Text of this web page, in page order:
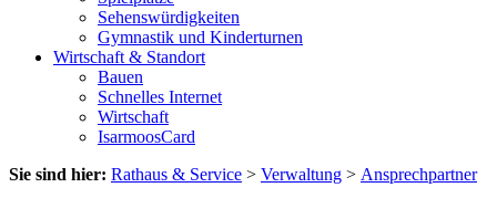
Sehenswürdigkeiten
Gymnastik und Kinderturnen
Wirtschaft & Standort
Bauen
Schnelles Internet
Wirtschaft
IsarmoosCard
Sie sind hier: Rathaus & Service > Verwaltung > Ansprechpartner